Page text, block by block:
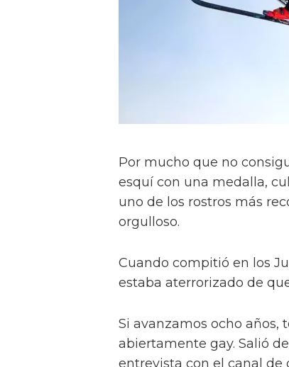
Por mucho que no
esquí con una medalla,
uno de los rostros más
orgulloso.
Cuando compitió en los
estaba aterrorizado de
Si avanzamos ocho años,
abiertamente gay. Salió
entrevista con el canal de